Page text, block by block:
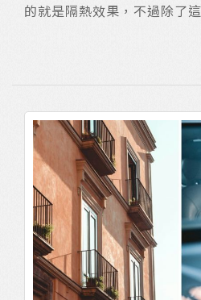
的就是隔熱效果，不過除了